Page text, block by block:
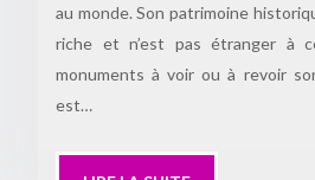
au monde. Son patrimoine
riche et n’est pas étranger à
monuments à voir ou à revoir
est…